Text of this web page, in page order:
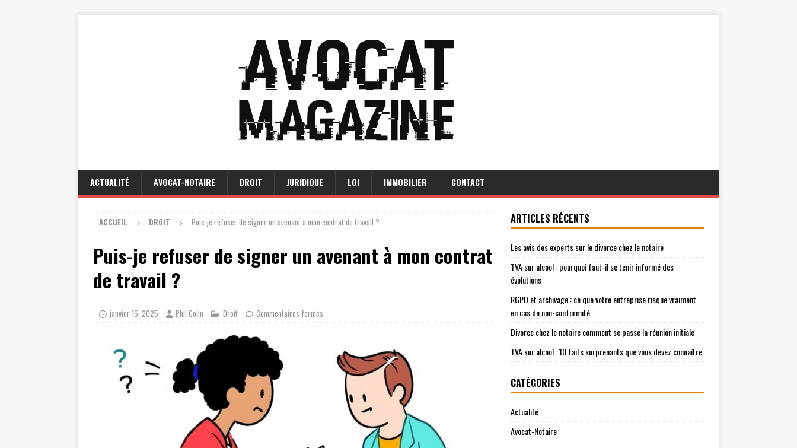
ACTUALITÉ AVOCAT-NOTAIRE DROIT JURIDIQUE LOI IMMOBILIER CONTACT
ACCUEIL DROIT Puis-je refuser de signer un avenant à mon contrat de travail ?
Puis-je refuser de signer un avenant à mon contrat
de travail ?
janvier 15, 2025 Phil Colin Droit Commentaires fermés
ARTICLES RÉCENTS
Les avis des experts sur le divorce chez le notaire
TVA sur alcool : pourquoi faut-il se tenir informé des
évolutions
RGPD et archivage : ce que votre entreprise risque vraiment
en cas de non-conformité
Divorce chez le notaire comment se passe la réunion initiale
TVA sur alcool : 10 faits surprenants que vous devez connaître
CATÉGORIES
Actualité
Avocat-Notaire